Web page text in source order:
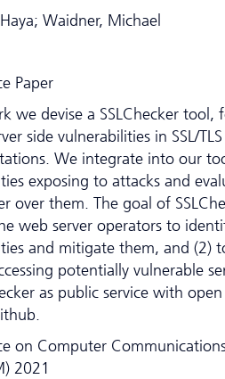
Waidner, Michael
Paper
we devise a SSLChecker tool,
side vulnerabilities in SSL/TLS
We integrate into our
exposing to attacks and
over them. The goal of
web server operators to
and mitigate them, and (2)
potentially vulnerable
as public service with
on Computer
2021